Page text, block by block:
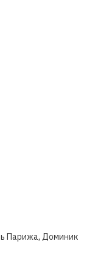
Парижа, Доминик